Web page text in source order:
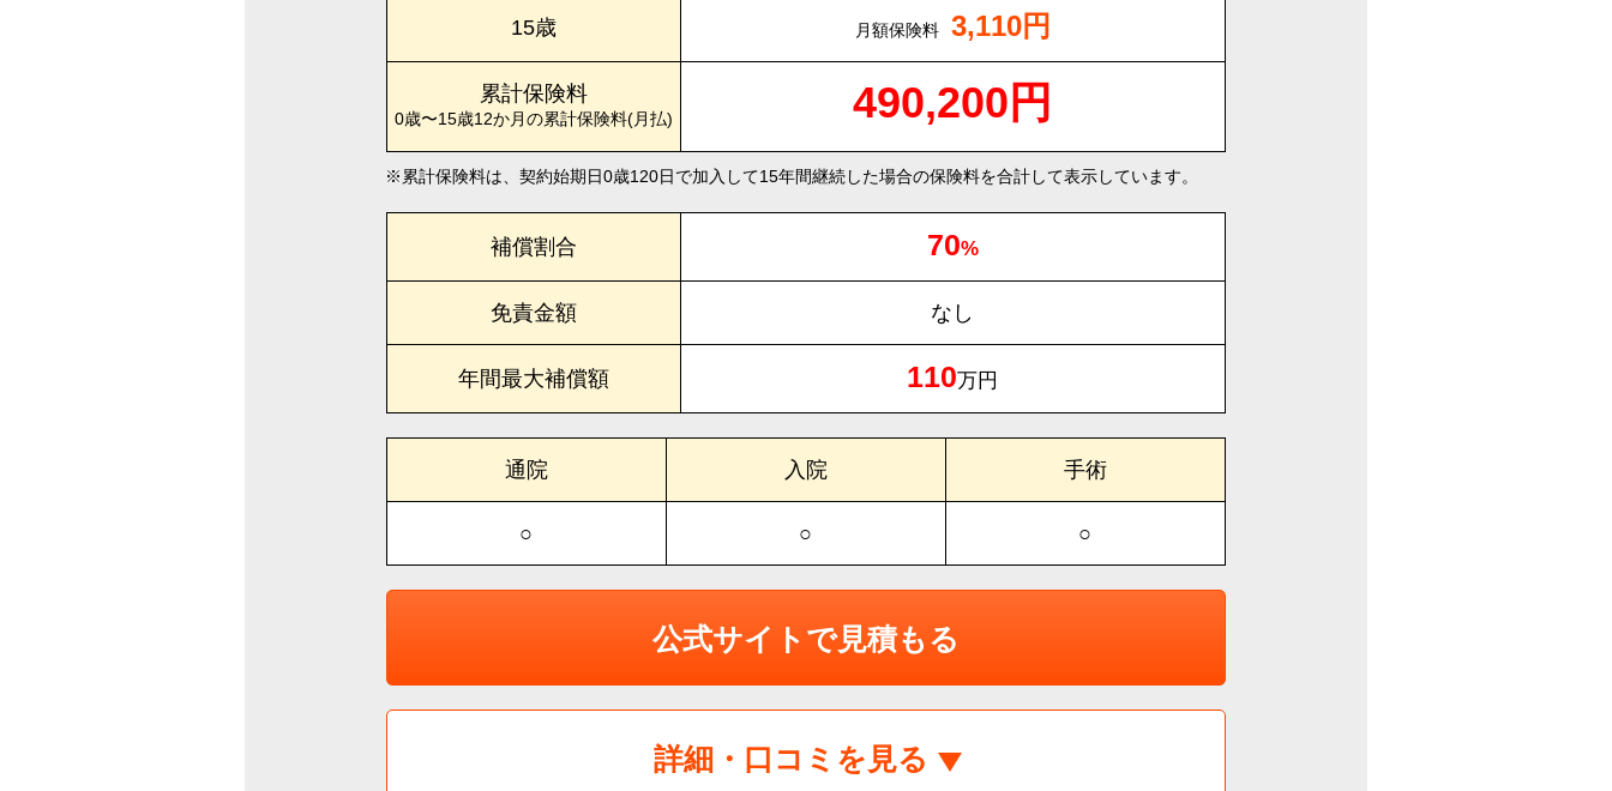
15歳 月額保険料 3,110円
累計保険料
0歳〜15歳12か月 の累計保険料(月払) 490,200円
累計保険料は、契約始期日0歳120日で加入して15年間継続した場合の保険料を合計して表示しています。
補償割合 70%
免責金額 なし
年間最大補償額 110万円
通院 入院 手術
○ ○ ○
公式サイトで見積もる
詳細・口コミを見る